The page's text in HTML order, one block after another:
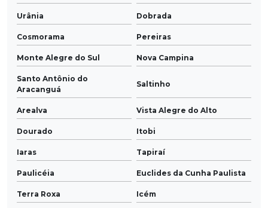
Urânia Dobrada
Cosmorama Pereiras
Monte Alegre do Sul Nova Campina
Santo Antônio do
Aracanguá
Saltinho
Arealva Vista Alegre do Alto
Dourado Itobi
Iaras Tapiraí
Paulicéia Euclides da Cunha Paulista
Terra Roxa Icém